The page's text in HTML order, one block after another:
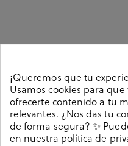
Deportivos Victoria
abotinada de lona, con
contrastada alrededor.
no es extraible. Hecho en
¡Queremos que tu
Usamos cookies para
ofrecerte contenido a tu
relevantes. ¿Nos das tu
de forma segura? ✨
en nuestra política de